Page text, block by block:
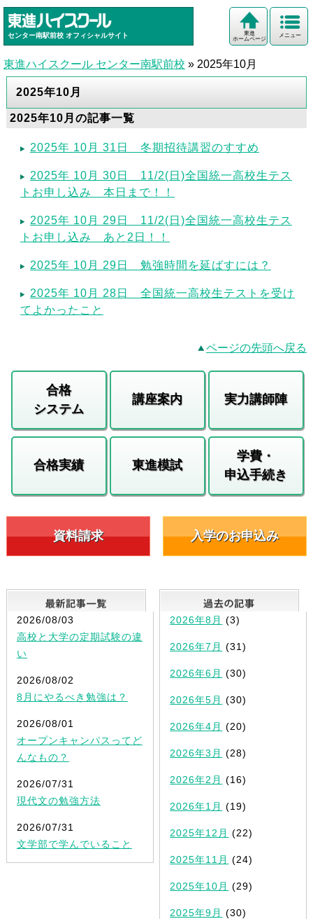
センター南駅前校 オフィシャルサイト メニュー
東進
ホームページ
東進ハイスクール センター南駅前校 » 2025年10月
2025年10月
2025年10月の記事一覧
2025年 10月 31日 冬期招待講習のすすめ
2025年 10月 30日 11/2(日)全国統一高校生テス
トお申し込み 本日まで！！
2025年 10月 29日 11/2(日)全国統一高校生テス
トお申し込み あと2日！！
2025年 10月 29日 勉強時間を延ばすには？
2025年 10月 28日 全国統一高校生テストを受け
てよかったこと
ページの先頭へ戻る
合格
システム
講座案内 実力講師陣
合格実績 東進模試
学費・
申込手続き
資料請求 入学のお申込み
最新記事一覧
2026/08/03
高校と大学の定期試験の違
い
2026/08/02
8月にやるべき勉強は？
2026/08/01
オープンキャンパスってど
んなもの？
2026/07/31
現代文の勉強方法
2026/07/31
文学部で学んでいること
2026年8月 (3)
2026年7月 (31)
2026年6月 (30)
2026年5月 (30)
2026年4月 (20)
2026年3月 (28)
2026年2月 (16)
2026年1月 (19)
2025年12月 (22)
2025年11月 (24)
2025年10月 (29)
2025年9月 (30)